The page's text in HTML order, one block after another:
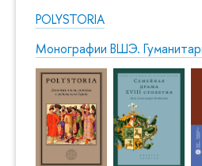
POLYSTORIA
Монографии ВШЭ.